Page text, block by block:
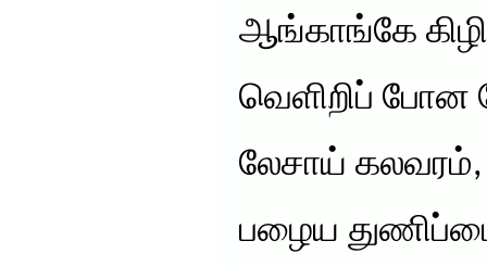
ஆங்காங்கே
வெளிறிப் போன
லேசாய் கலவரம்,
பழைய